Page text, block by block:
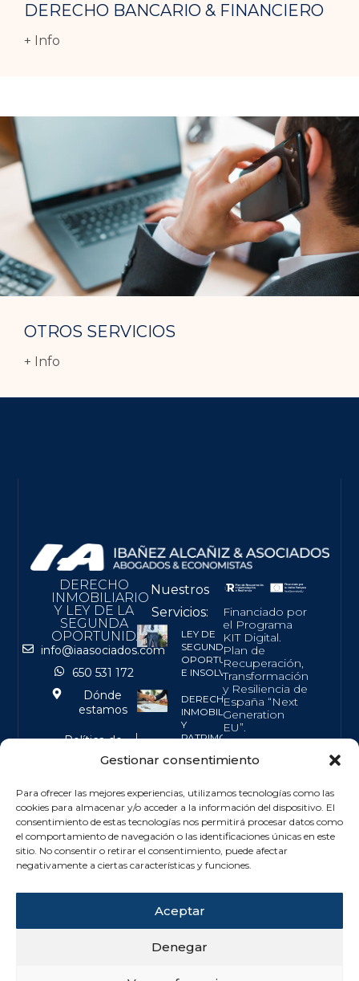
Gestionar consentimiento
Para ofrecer las mejores experiencias, utilizamos tecnologías como las
cookies para almacenar y/o acceder a la información del dispositivo. El
consentimiento de estas tecnologías nos permitirá procesar datos como
el comportamiento de navegación o las identificaciones únicas en este
sitio. No consentir o retirar el consentimiento, puede afectar
negativamente a ciertas características y funciones.
Aceptar
Denegar
DERECHO BANCARIO & FINANCIERO
+ Info
OTROS SERVICIOS
+ Info
DERECHO
INMOBILIARIO
Y LEY DE LA
SEGUNDA
OPORTUNIDAD
info@iaasociados.com
650 531 172
Dónde
estamos
Política de
Privacidad
Nuestros
Servicios:
LEY DE
SEGUNDA
OPORTUNIDAD
E INSOLVENCIA
DERECHO
INMOBILIARIO
Y
PATRIMONIAL
DERECHO
&
FINANCIERO
OTROS
SERVICIOS
Financiado por
el Programa
KIT Digital.
Plan de
Recuperación,
Transformación
y Resiliencia de
España “Next
Generation
EU”.
© IBAÑEZ
ASOCIADOS
ABOGADOS Y
ECONOMISTAS
S.L. | Sitio Web